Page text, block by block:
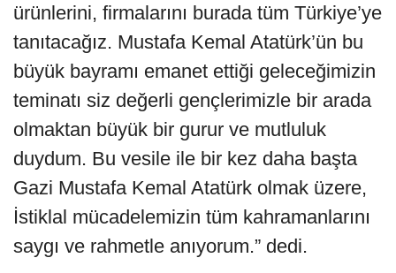
ürünlerini, firmalarını burada tüm Türkiye’ye
tanıtacağız. Mustafa Kemal Atatürk’ün bu
büyük bayramı emanet ettiği geleceğimizin
teminatı siz değerli gençlerimizle bir arada
olmaktan büyük bir gurur ve mutluluk
duydum. Bu vesile ile bir kez daha başta
Gazi Mustafa Kemal Atatürk olmak üzere,
İstiklal mücadelemizin tüm kahramanlarını
saygı ve rahmetle anıyorum.” dedi.